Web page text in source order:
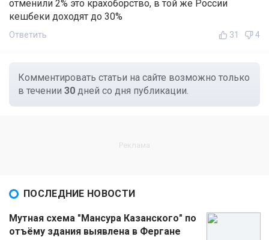
отменили 2% это крахоборство, в той же России
кешбеки доходят до 30%
Ответить 31 4
Комментировать статьи на сайте возможно только
в течении 30 дней со дня публикации.
ПОСЛЕДНИЕ НОВОСТИ
Мутная схема "Мансура Казанского" по
отъёму здания выявлена в Фергане